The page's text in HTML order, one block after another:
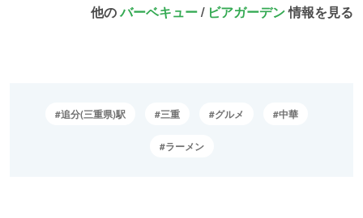
他のバーベキュー/ ビアガーデン情報を見る
追分(三重県)駅 三重 グルメ 中華
ラーメン